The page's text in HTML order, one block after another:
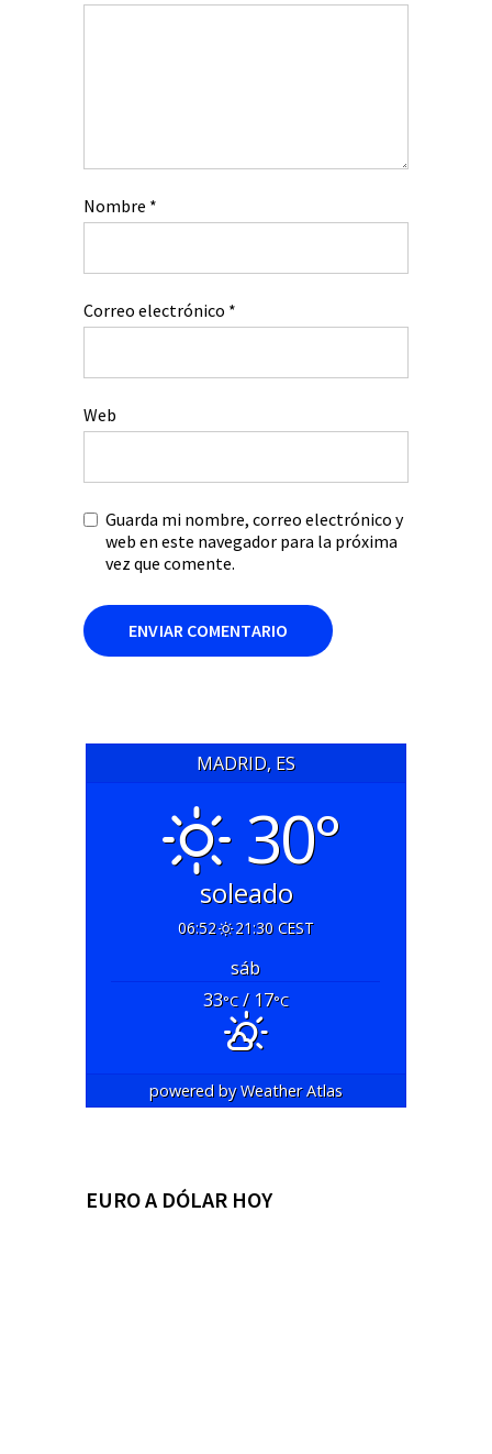
Nombre *
Correo electrónico *
Web
Guarda mi nombre, correo electrónico y
web en este navegador para la próxima
vez que comente.
MADRID, ES
30°
soleado
06:52 21:30 CEST
sáb
33°C/ 17°C
powered byWeather Atlas
EURO A DÓLAR HOY